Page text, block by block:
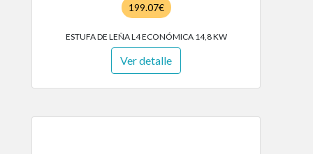
199.07€
ESTUFA DE LEÑA L4 ECONÓMICA 14,8 KW
Ver detalle